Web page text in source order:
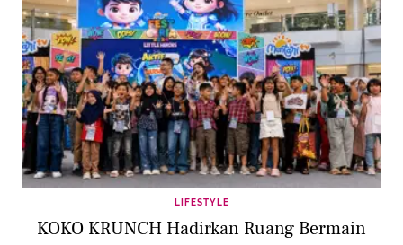
LIFESTYLE
KOKO KRUNCH Hadirkan Ruang Bermain